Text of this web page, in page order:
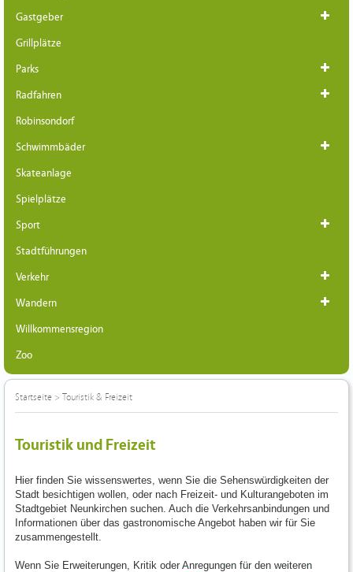
Gastgeber
Grillplätze
Parks
Radfahren
Robinsondorf
Schwimmbäder
Skateanlage
Spielplätze
Sport
Stadtführungen
Verkehr
Wandern
Willkommensregion
Zoo
Startseite > Touristik & Freizeit
Touristik und Freizeit
Hier finden Sie wissenswertes, wenn Sie die Sehenswürdigkeiten der
Stadt besichtigen wollen, oder nach Freizeit- und Kulturangeboten im
Stadtgebiet Neunkirchen suchen. Auch die Verkehrsanbindungen und
Informationen über das gastronomische Angebot haben wir für Sie
zusammengestellt.
Wenn Sie Erweiterungen, Kritik oder Anregungen für den weiteren